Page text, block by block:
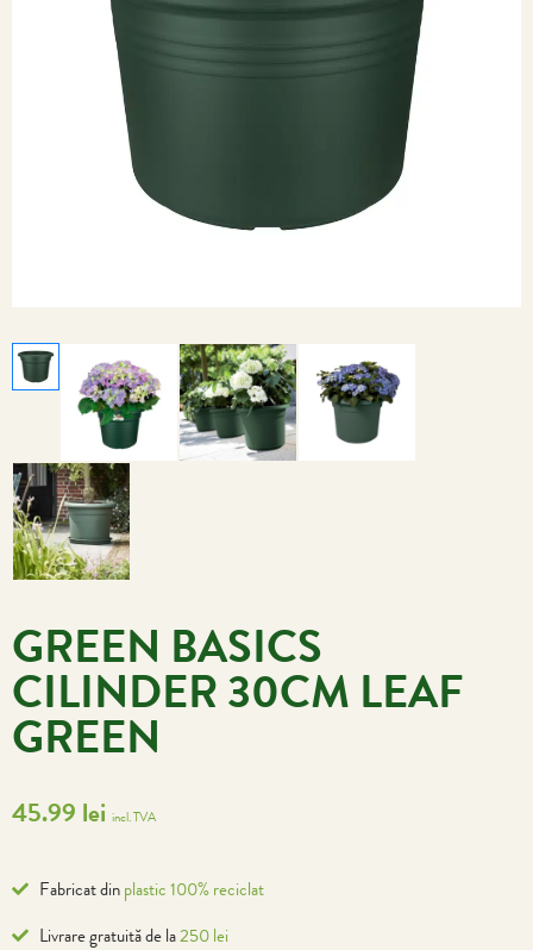
GREEN BASICS
CILINDER 30CM LEAF
GREEN
45.99 lei incl. TVA
Fabricat dinplastic 100% reciclat
Livrare gratuită de la250 lei